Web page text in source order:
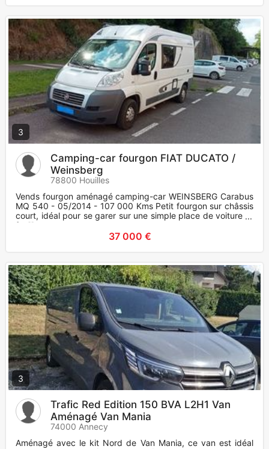
3
Camping-car fourgon FIAT DUCATO /
Weinsberg
78800 Houilles
Vends fourgon aménagé camping-car WEINSBERG Carabus
MQ 540 - 05/2014 - 107 000 Kms Petit fourgon sur châssis
court, idéal pour se garer sur une simple place de voiture et
facili
37 000 €
3
Trafic Red Edition 150 BVA L2H1 Van
Aménagé Van Mania
74000 Annecy
Aménagé avec le kit Nord de Van Mania, ce van est idéal